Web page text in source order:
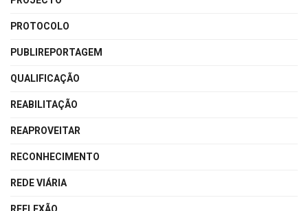
PROTOCOLO
PUBLIREPORTAGEM
QUALIFICAÇÃO
REABILITAÇÃO
REAPROVEITAR
RECONHECIMENTO
REDE VIÁRIA